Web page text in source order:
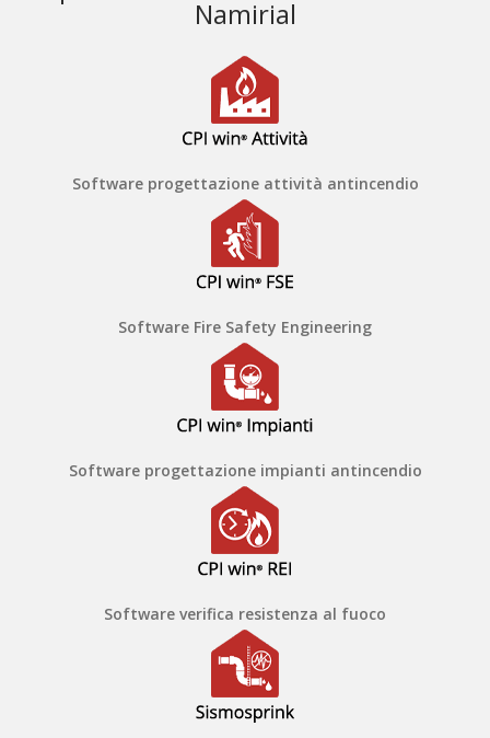
Namirial
Software progettazione attività antincendio
Software Fire Safety Engineering
Software progettazione impianti antincendio
Software verifica resistenza al fuoco